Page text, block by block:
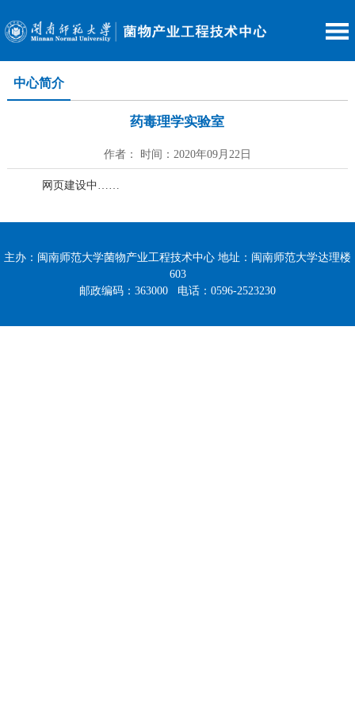
中心简介
药毒理学实验室
作者： 时间：2020年09月22日
网页建设中……
主办：闽南师范大学菌物产业工程技术中心 地址：闽南师范大学达理楼
603
邮政编码：363000 电话：0596-2523230